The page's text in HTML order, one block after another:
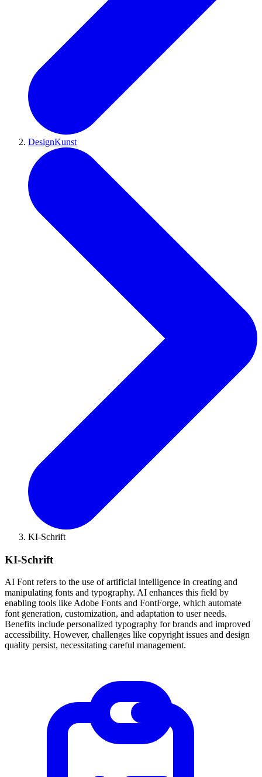
DesignKunst
KI-Schrift
KI-Schrift
AI Font refers to the use of artificial intelligence in creating and
manipulating fonts and typography. AI enhances this field by
enabling tools like Adobe Fonts and FontForge, which automate
font generation, customization, and adaptation to user needs.
Benefits include personalized typography for brands and improved
accessibility. However, challenges like copyright issues and design
quality persist, necessitating careful management.